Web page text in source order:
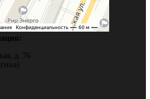
д. 76